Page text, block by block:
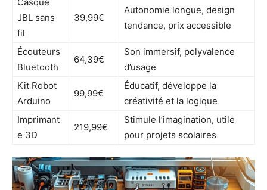
JBL sans
fil
39,99€
Autonomie longue, design
tendance, prix accessible
Écouteurs
Bluetooth
64,39€
Son immersif, polyvalence
d’usage
Kit Robot
Arduino
99,99€
Éducatif, développe la
créativité et la logique
Imprimant
e 3D
219,99€
Stimule l’imagination, utile
pour projets scolaires